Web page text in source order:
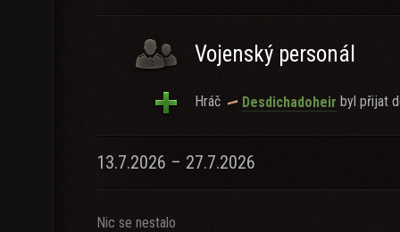
Vojenský personál
Hráč Desdichadoheir byl přijat
13.7.2026 – 27.7.2026
Nic se nestalo